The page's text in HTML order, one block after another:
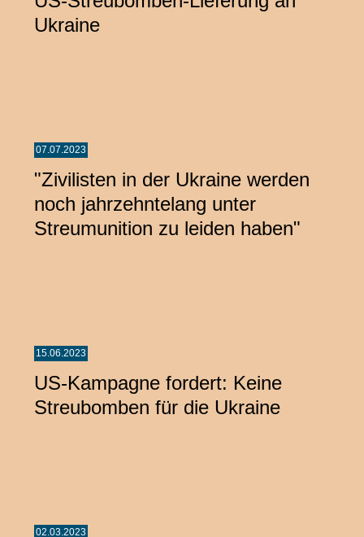
Ukraine
07.07.2023
"Zivilisten in der Ukraine werden
noch jahrzehntelang unter
Streumunition zu leiden haben"
15.06.2023
US-Kampagne fordert: Keine
Streubomben für die Ukraine
02.03.2023